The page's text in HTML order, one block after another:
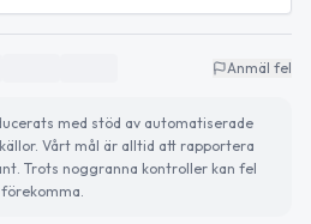
Anmäl fel
med stöd av automatiserade
Vårt mål är alltid att rapportera
Trots noggranna kontroller kan fel
förekomma.